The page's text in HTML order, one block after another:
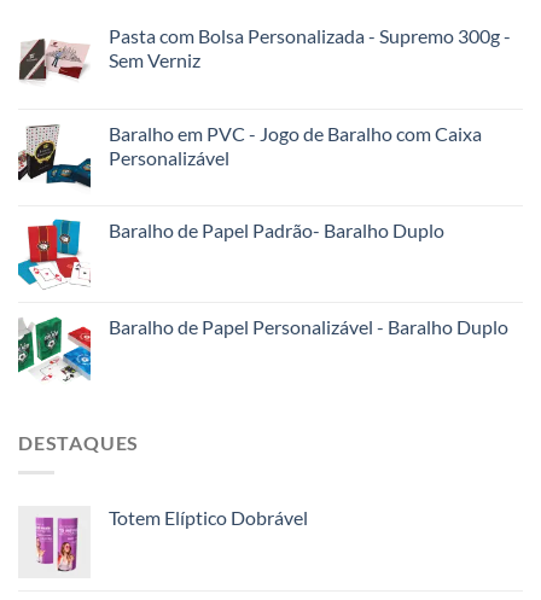
Pasta com Bolsa Personalizada - Supremo 300g -
Sem Verniz
Baralho em PVC - Jogo de Baralho com Caixa
Personalizável
Baralho de Papel Padrão- Baralho Duplo
Baralho de Papel Personalizável - Baralho Duplo
DESTAQUES
Totem Elíptico Dobrável